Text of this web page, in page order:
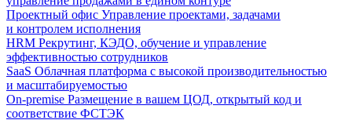
Проектный офис Управление проектами, задачами
и контролем исполнения
HRM Рекрутинг, КЭДО, обучение и управление
эффективностью сотрудников
SaaS Облачная платформа с высокой производительностью
и масштабируемостью
On-premise Размещение в вашем ЦОД, открытый код и
соответствие ФСТЭК